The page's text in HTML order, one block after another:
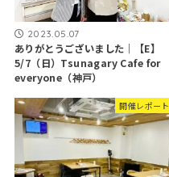
2023.05.07
ありがとうございました｜【E】
5/7（日）Tsunagary Cafe for
everyone（神戸）
開催レポート